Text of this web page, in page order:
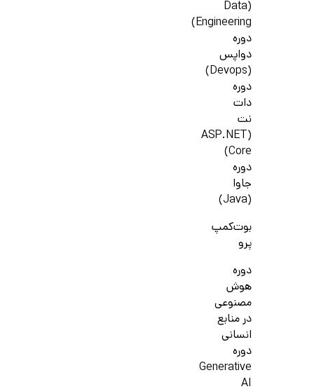
(Data
Engineering)
دوره
دواپس
(Devops)
دوره
دات
نت
(ASP.NET
Core)
دوره
جاوا
(Java)
بوت‌کمپ
پرو
دوره
هوش
مصنوعی
در منابع
انسانی
دوره
Generative
AI